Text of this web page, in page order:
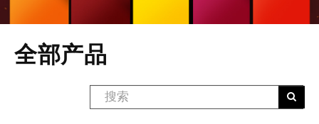
全部产品